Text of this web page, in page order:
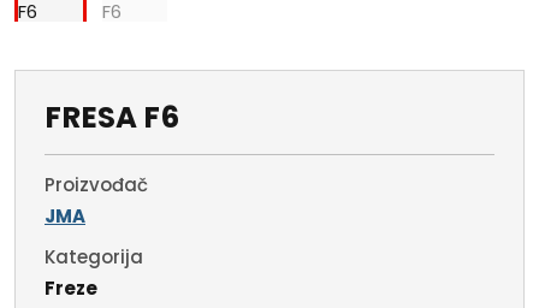
FRESA F6
Proizvođač
JMA
Kategorija
Freze